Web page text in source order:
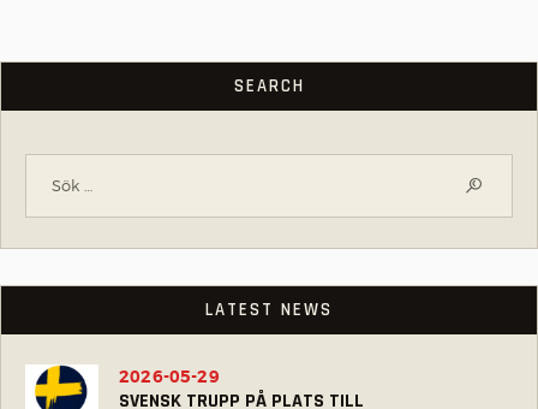
SEARCH
LATEST NEWS
SVENSK TRUPP PÅ PLATS TILL
2026-05-29